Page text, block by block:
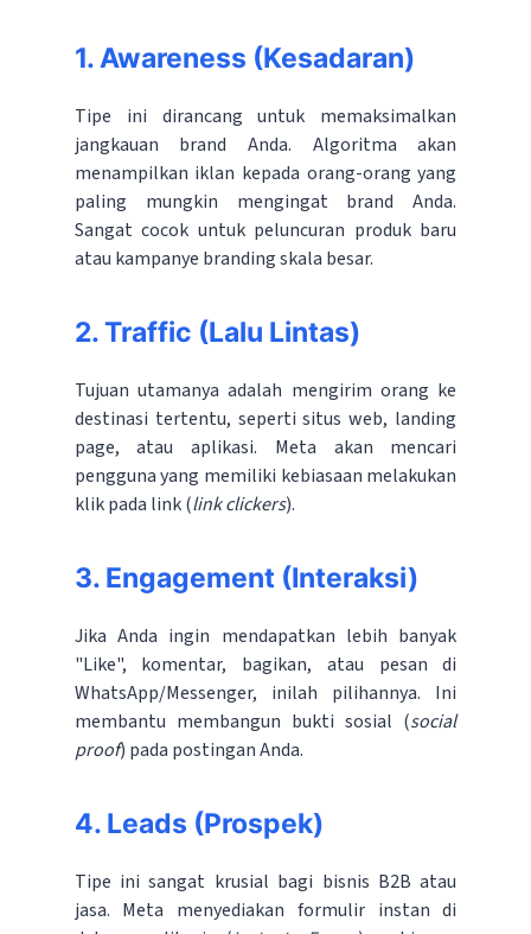
1. Awareness (Kesadaran)
Tipe ini dirancang untuk memaksimalkan
jangkauan brand Anda. Algoritma akan
menampilkan iklan kepada orang-orang yang
paling mungkin mengingat brand Anda.
Sangat cocok untuk peluncuran produk baru
atau kampanye branding skala besar.
2. Traffic (Lalu Lintas)
Tujuan utamanya adalah mengirim orang ke
destinasi tertentu, seperti situs web, landing
page, atau aplikasi. Meta akan mencari
pengguna yang memiliki kebiasaan melakukan
klik pada link (link clickers).
3. Engagement (Interaksi)
Jika Anda ingin mendapatkan lebih banyak
"Like", komentar, bagikan, atau pesan di
WhatsApp/Messenger, inilah pilihannya. Ini
membantu membangun bukti sosial (social
proof) pada postingan Anda.
4. Leads (Prospek)
Tipe ini sangat krusial bagi bisnis B2B atau
jasa. Meta menyediakan formulir instan di